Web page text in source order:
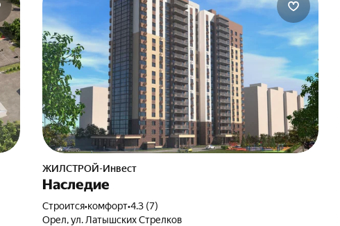
ЖИЛСТРОЙ-Инвест
Наследие
Строится•комфорт•4.3 (7)
Орел, ул. Латышских Стрелков